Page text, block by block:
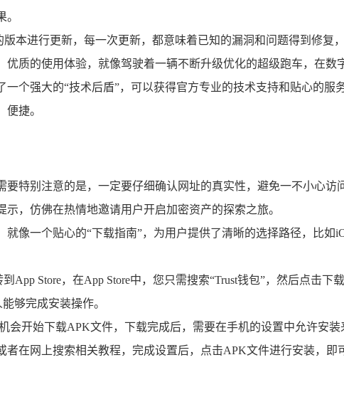
本进行更新，每一次更新，都意味着已知的漏洞和问题得到修复
质的使用体验，就像驾驶着一辆不断升级优化的超级跑车，在数
个强大的“技术后盾”，可以获得官方专业的技术支持和贴心的服
捷。
要特别注意的是，一定要仔细确认网址的真实性，避免一不小心
，仿佛在热情地邀请用户开启加密资产的探索之旅。
像一个贴心的“下载指南”，为用户提供了清晰的选择路径，比如
App Store，在App Store中，您只需搜索“Trust钱包”，然后点击
够完成安装操作。
会开始下载APK文件，下载完成后，需要在手机的设置中允许安
在网上搜索相关教程，完成设置后，点击APK文件进行安装，即